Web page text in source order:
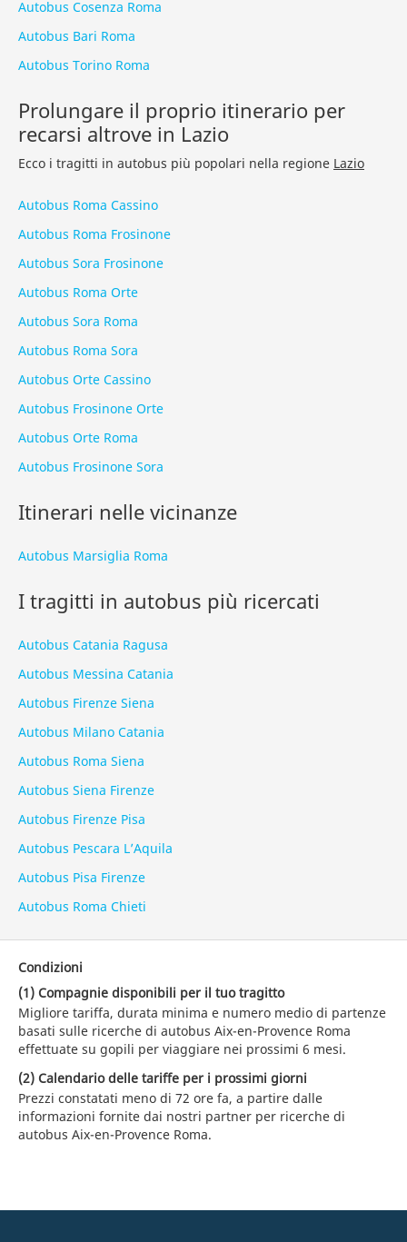
Autobus Cosenza Roma
Autobus Bari Roma
Autobus Torino Roma
Prolungare il proprio itinerario per
recarsi altrove in Lazio
Ecco i tragitti in autobus più popolari nella regione Lazio
Autobus Roma Cassino
Autobus Roma Frosinone
Autobus Sora Frosinone
Autobus Roma Orte
Autobus Sora Roma
Autobus Roma Sora
Autobus Orte Cassino
Autobus Frosinone Orte
Autobus Orte Roma
Autobus Frosinone Sora
Itinerari nelle vicinanze
Autobus Marsiglia Roma
I tragitti in autobus più ricercati
Autobus Catania Ragusa
Autobus Messina Catania
Autobus Firenze Siena
Autobus Milano Catania
Autobus Roma Siena
Autobus Siena Firenze
Autobus Firenze Pisa
Autobus Pescara L’Aquila
Autobus Pisa Firenze
Autobus Roma Chieti
Condizioni
(1) Compagnie disponibili per il tuo tragitto
Migliore tariffa, durata minima e numero medio di partenze
basati sulle ricerche di autobus Aix-en-Provence Roma
effettuate su gopili per viaggiare nei prossimi 6 mesi.
(2) Calendario delle tariffe per i prossimi giorni
Prezzi constatati meno di 72 ore fa, a partire dalle
informazioni fornite dai nostri partner per ricerche di
autobus Aix-en-Provence Roma.